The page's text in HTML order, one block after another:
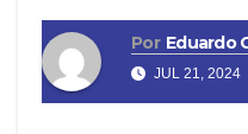
Por Eduardo
JUL 21, 2024